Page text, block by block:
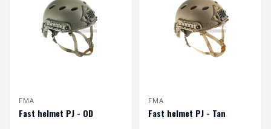
FMA
Fast helmet PJ - OD
FMA
Fast helmet PJ - Tan